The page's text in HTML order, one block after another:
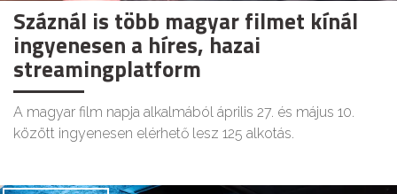
Száznál is több magyar filmet kínál
ingyenesen a híres, hazai
streamingplatform
A magyar film napja alkalmából április 27. és május 10.
között ingyenesen elérhető lesz 125 alkotás.